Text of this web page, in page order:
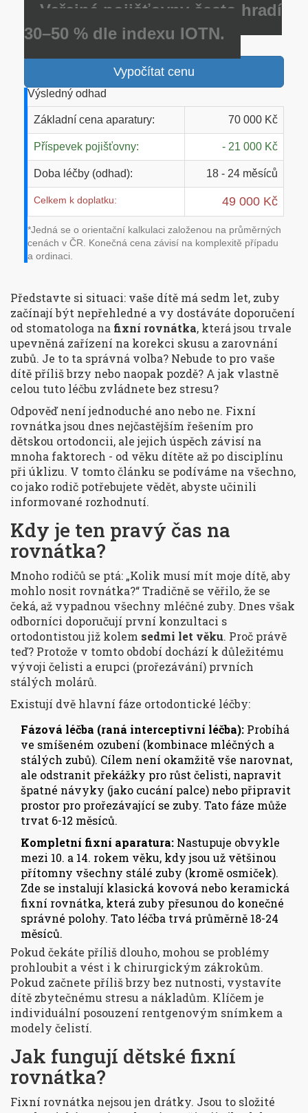
Veřejné pojišťovny často hradí
30–50 % dle indexu IOTN.
Vypočítat cenu
Výsledný odhad
Základní cena aparatury: 70 000 Kč
Příspevek pojišťovny: - 21 000 Kč
Doba léčby (odhad): 18 - 24 měsíců
Celkem k doplatku: 49 000 Kč
*Jedná se o orientační kalkulaci založenou na průměrných
cenách v ČR. Konečná cena závisí na komplexitě případu
a ordinaci.
Představte si situaci: vaše dítě má sedm let, zuby
začínají být nepřehledné a vy dostáváte doporučení
od stomatologa na fixní rovnátka, která jsou trvale
upevněná zařízení na korekci skusu a zarovnání
zubů. Je to ta správná volba? Nebude to pro vaše
dítě příliš brzy nebo naopak pozdě? A jak vlastně
celou tuto léčbu zvládnete bez stresu?
Odpověď není jednoduché ano nebo ne. Fixní
rovnátka jsou dnes nejčastějším řešením pro
dětskou ortodoncii, ale jejich úspěch závisí na
mnoha faktorech - od věku dítěte až po disciplínu
při úklizu. V tomto článku se podíváme na všechno,
co jako rodič potřebujete vědět, abyste učinili
informované rozhodnutí.
Kdy je ten pravý čas na
rovnátka?
Mnoho rodičů se ptá: „Kolik musí mít moje dítě, aby
mohlo nosit rovnátka?“ Tradičně se věřilo, že se
čeká, až vypadnou všechny mléčné zuby. Dnes však
odborníci doporučují první konzultaci s
ortodontistou již kolem sedmi let věku. Proč právě
teď? Protože v tomto období dochází k důležitému
vývoji čelisti a erupci (prořezávání) prvních
stálých molárů.
Existují dvě hlavní fáze ortodontické léčby:
Fázová léčba (raná interceptivní léčba): Probíhá
ve smíšeném ozubení (kombinace mléčných a
stálých zubů). Cílem není okamžitě vše narovnat,
ale odstranit překážky pro růst čelisti, napravit
špatné návyky (jako cucání palce) nebo připravit
prostor pro prořezávající se zuby. Tato fáze může
trvat 6-12 měsíců.
Kompletní fixní aparatura: Nastupuje obvykle
mezi 10. a 14. rokem věku, kdy jsou už většinou
přítomny všechny stálé zuby (kromě osmiček).
Zde se instalují klasická kovová nebo keramická
fixní rovnátka, která zuby přesunou do konečné
správné polohy. Tato léčba trvá průměrně 18-24
měsíců.
Pokud čekáte příliš dlouho, mohou se problémy
prohloubit a vést i k chirurgickým zákrokům.
Pokud začnete příliš brzy bez nutnosti, vystavíte
dítě zbytečnému stresu a nákladům. Klíčem je
individuální posouzení rentgenovým snímkem a
modely čelistí.
Jak fungují dětské fixní
rovnátka?
Fixní rovnátka nejsou jen drátky. Jsou to složité